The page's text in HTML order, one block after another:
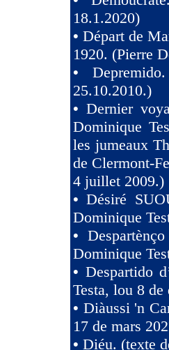
18.1.2020)
• Départ de
1920. (Pierre
•
25.10.2010.)
•Dernier
Dominique
les jumeaux
de Clermont-
4 juillet 2009.)
•Désiré
Dominique
•
Dominique
• Despartido
Testa, lou 8 de
• Diàussi 'n
17 de mars
• Diéu. (texte